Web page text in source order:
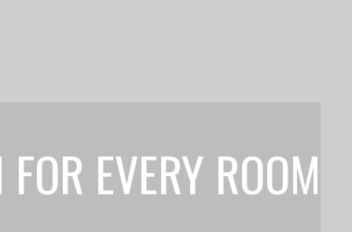
EVERY ROOM